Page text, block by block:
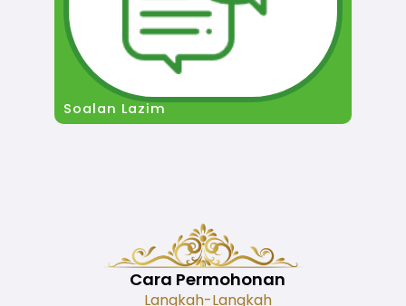
Soalan Lazim
Cara Permohonan
Langkah-Langkah